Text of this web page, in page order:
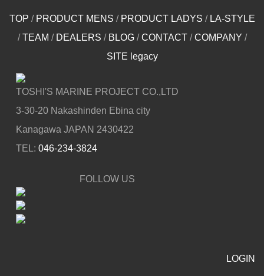
TOP / PRODUCT MENS / PRODUCT LADYS / LA-STYLE
/TEAM / DEALERS / BLOG/CONTACT/COMPANY /
SITE legacy
TOSHI'S MARINE PROJECT CO.,LTD
3-30-20 Nakashinden Ebina city
Kanagawa JAPAN 2430422
TEL: 046-234-3824
FOLLOW US
LOGIN